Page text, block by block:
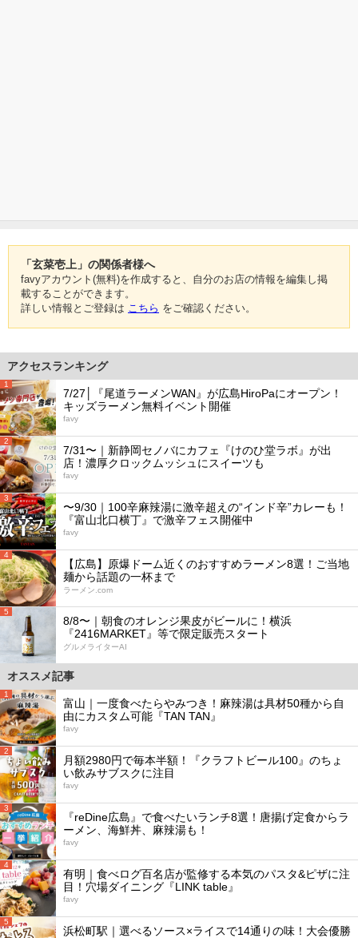
「玄菜壱上」の関係者様へ
favyアカウント(無料)を作成すると、自分のお店の情報を編集し掲
載することができます。
詳しい情報とご登録は こちら をご確認ください。
アクセスランキング
1
7/27│『尾道ラーメンWAN』が広島HiroPaにオープン！
キッズラーメン無料イベント開催
favy
2
7/31〜｜新静岡セノバにカフェ『けのひ堂ラボ』が出
店！濃厚クロックムッシュにスイーツも
favy
3
〜9/30｜100辛麻辣湯に激辛超えの“インド辛”カレーも！
『富山北口横丁』で激辛フェス開催中
favy
4
【広島】原爆ドーム近くのおすすめラーメン8選！ご当地
麺から話題の一杯まで
ラーメン.com
5
8/8〜｜朝食のオレンジ果皮がビールに！横浜
『2416MARKET』等で限定販売スタート
グルメライターAI
オススメ記事
1
富山｜一度食べたらやみつき！麻辣湯は具材50種から自
由にカスタム可能『TAN TAN』
favy
2
月額2980円で毎本半額！『クラフトビール100』のちょ
い飲みサブスクに注目
favy
3
『reDine広島』で食べたいランチ8選！唐揚げ定食からラ
ーメン、海鮮丼、麻辣湯も！
favy
4
有明｜食べログ百名店が監修する本気のパスタ&ピザに注
目！穴場ダイニング『LINK table』
favy
5
浜松町駅｜選べるソース×ライスで14通りの味！大会優勝